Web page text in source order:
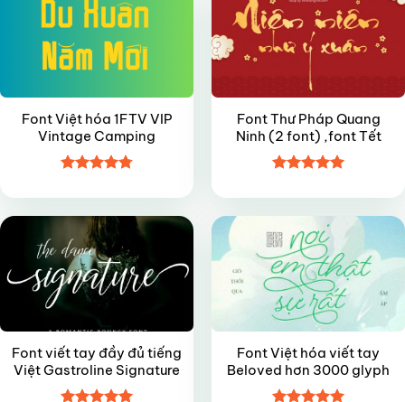
Font Việt hóa 1FTV VIP
Vintage Camping
hạng4.85
sao
Font Thư Pháp Quang
Ninh (2 font) ,font Tết
hạng55
Font viết tay đầy đủ tiếng
Việt Gastroline Signature
Font Việt hóa viết tay
Beloved hơn 3000 glyph